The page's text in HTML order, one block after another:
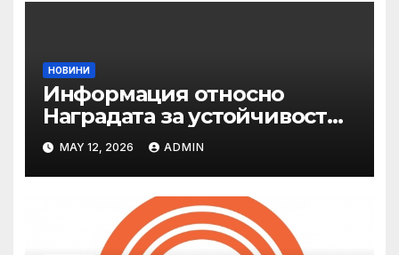
НОВИНИ
Информация относно
Наградата за устойчивост
на ОАЕ „Зайед“
MAY 12, 2026 ADMIN